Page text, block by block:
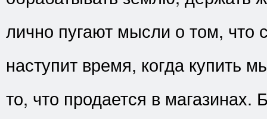
лично пугают мысли о том, что
наступит время, когда купить
то, что продается в магазинах.